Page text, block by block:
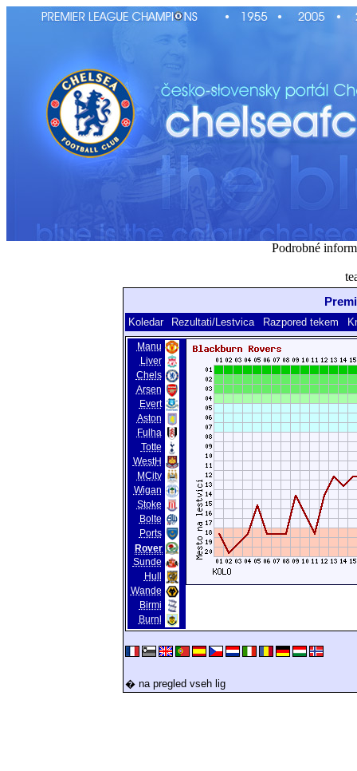
Podrobné
Koledar Rezultati/Lestvica Razpored tekem
Manu
Liver
Chels
Arsen
Evert
Aston
Fulha
Totte
WestH
MCity
Wigan
Stoke
Bolte
Ports
Rover
Sunde
Hull
Wande
Birmi
Burnl
� na pregled vseh lig